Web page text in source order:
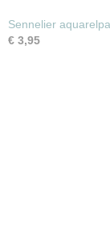
Sennelier
€ 3,95